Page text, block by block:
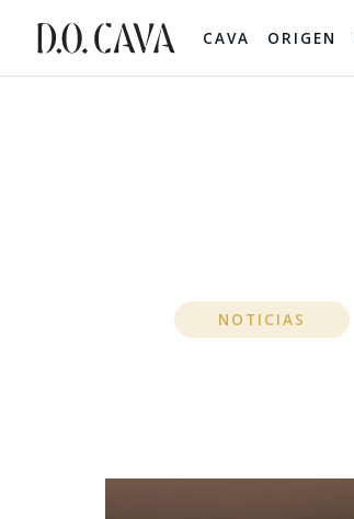
CAVA ORIGEN
NOTICIAS